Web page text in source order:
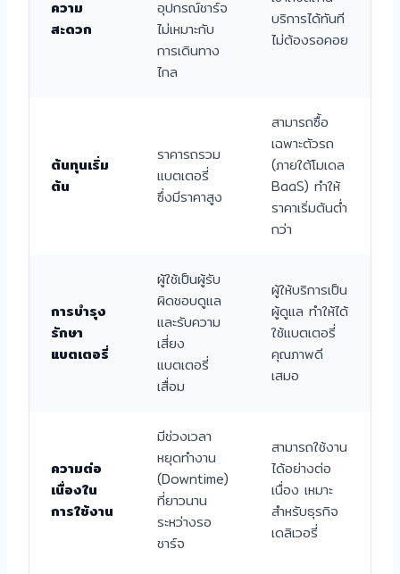
ความ
สะดวก
อุปกรณ์ชาร์จ
ไม่เหมาะกับ
การเดินทาง
ไกล
บริการได้ทันที
ไม่ต้องรอคอย
ต้นทุนเริ่ม
ต้น
ราคารถรวม
แบตเตอรี่
ซึ่งมีราคาสูง
สามารถซื้อ
เฉพาะตัวรถ
(ภายใต้โมเดล
BaaS) ทำให้
ราคาเริ่มต้นต่ำ
กว่า
การบำรุง
รักษา
แบตเตอรี่
ผู้ใช้เป็นผู้รับ
ผิดชอบดูแล
และรับความ
เสี่ยง
แบตเตอรี่
เสื่อม
ผู้ให้บริการเป็น
ผู้ดูแล ทำให้ได้
ใช้แบตเตอรี่
คุณภาพดี
เสมอ
ความต่อ
เนื่องใน
การใช้งาน
มีช่วงเวลา
หยุดทำงาน
(Downtime)
ที่ยาวนาน
ระหว่างรอ
ชาร์จ
สามารถใช้งาน
ได้อย่างต่อ
เนื่อง เหมาะ
สำหรับธุรกิจ
เดลิเวอรี่